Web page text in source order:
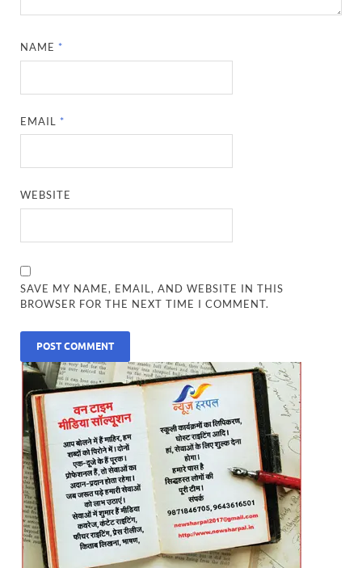
NAME *
EMAIL *
WEBSITE
SAVE MY NAME, EMAIL, AND WEBSITE IN THIS
BROWSER FOR THE NEXT TIME I COMMENT.